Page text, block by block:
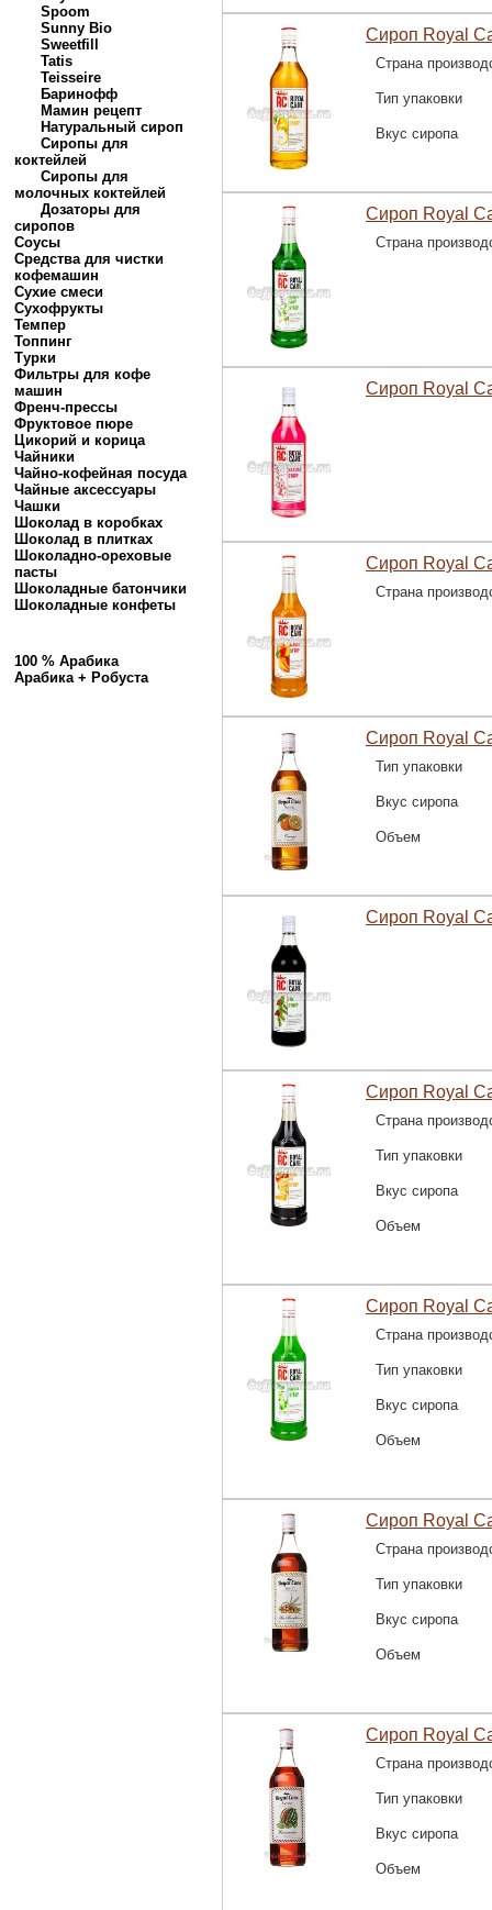
Spoom
Sunny Bio
Sweetfill
Tatis
Teisseire
Баринофф
Мамин рецепт
Натуральный сироп
Сиропы для
коктейлей
Сиропы для
молочных коктейлей
Дозаторы для
сиропов
Соусы
Средства для чистки
кофемашин
Сухие смеси
Сухофрукты
Темпер
Топпинг
Турки
Фильтры для кофе
машин
Френч-прессы
Фруктовое пюре
Цикорий и корица
Чайники
Чайно-кофейная посуда
Чайные аксессуары
Чашки
Шоколад в коробках
Шоколад в плитках
Шоколадно-ореховые
пасты
Шоколадные батончики
Шоколадные конфеты
100 % Арабика
Арабика + Робуста
Сироп Royal
Страна
Тип упаковки
Вкус сиропа
Сироп Royal
Страна
Сироп Royal
Сироп Royal
Страна
Сироп Royal
Тип упаковки
Вкус сиропа
Объем
Сироп Royal
Сироп Royal
Страна
Тип упаковки
Вкус сиропа
Объем
Сироп Royal
Страна
Тип упаковки
Вкус сиропа
Объем
Сироп Royal
Страна
Тип упаковки
Вкус сиропа
Объем
Сироп Royal
Страна
Тип упаковки
Вкус сиропа
Объем